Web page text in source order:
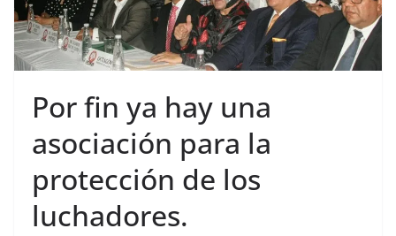
Por fin ya hay una
asociación para la
protección de los
luchadores.